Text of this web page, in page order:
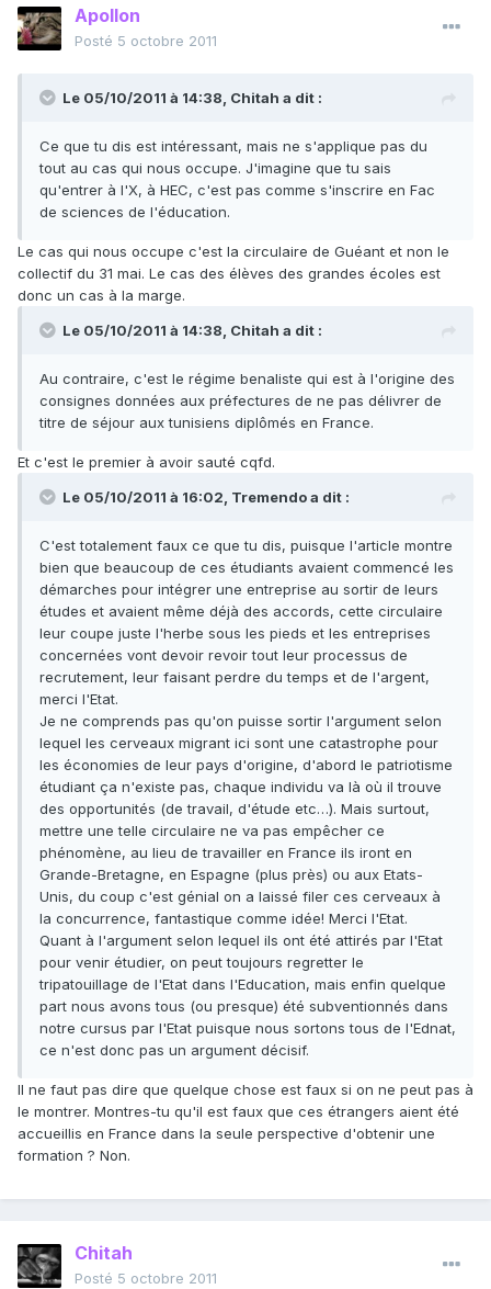
Apollon
Posté 5 octobre 2011
Le 05/10/2011 à 14:38, Chitah a dit :
Ce que tu dis est intéressant, mais ne s'applique pas du
tout au cas qui nous occupe. J'imagine que tu sais
qu'entrer à l'X, à HEC, c'est pas comme s'inscrire en Fac
de sciences de l'éducation.
Le cas qui nous occupe c'est la circulaire de Guéant et non le
collectif du 31 mai. Le cas des élèves des grandes écoles est
donc un cas à la marge.
Le 05/10/2011 à 14:38, Chitah a dit :
Au contraire, c'est le régime benaliste qui est à l'origine des
consignes données aux préfectures de ne pas délivrer de
titre de séjour aux tunisiens diplômés en France.
Et c'est le premier à avoir sauté cqfd.
Le 05/10/2011 à 16:02, Tremendo a dit :
C'est totalement faux ce que tu dis, puisque l'article montre
bien que beaucoup de ces étudiants avaient commencé les
démarches pour intégrer une entreprise au sortir de leurs
études et avaient même déjà des accords, cette circulaire
leur coupe juste l'herbe sous les pieds et les entreprises
concernées vont devoir revoir tout leur processus de
recrutement, leur faisant perdre du temps et de l'argent,
merci l'Etat.
Je ne comprends pas qu'on puisse sortir l'argument selon
lequel les cerveaux migrant ici sont une catastrophe pour
les économies de leur pays d'origine, d'abord le patriotisme
étudiant ça n'existe pas, chaque individu va là où il trouve
des opportunités (de travail, d'étude etc…). Mais surtout,
mettre une telle circulaire ne va pas empêcher ce
phénomène, au lieu de travailler en France ils iront en
Grande-Bretagne, en Espagne (plus près) ou aux Etats-
Unis, du coup c'est génial on a laissé filer ces cerveaux à
la concurrence, fantastique comme idée! Merci l'Etat.
Quant à l'argument selon lequel ils ont été attirés par l'Etat
pour venir étudier, on peut toujours regretter le
tripatouillage de l'Etat dans l'Education, mais enfin quelque
part nous avons tous (ou presque) été subventionnés dans
notre cursus par l'Etat puisque nous sortons tous de l'Ednat,
ce n'est donc pas un argument décisif.
Il ne faut pas dire que quelque chose est faux si on ne peut pas à
le montrer. Montres-tu qu'il est faux que ces étrangers aient été
accueillis en France dans la seule perspective d'obtenir une
formation ? Non.
Chitah
Posté 5 octobre 2011